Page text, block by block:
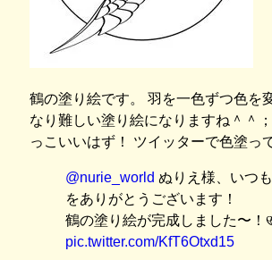
鶴の塗り絵です。 羽を一色ずつ色を
なり難しい塗り絵になりますね＾＾
っこいいはず！ ツイッターで色塗っ
@nurie_world ぬりえ様、いつ
をありがとうございます！
鶴の塗り絵が完成しました〜！
pic.twitter.com/KfT6Otxd15